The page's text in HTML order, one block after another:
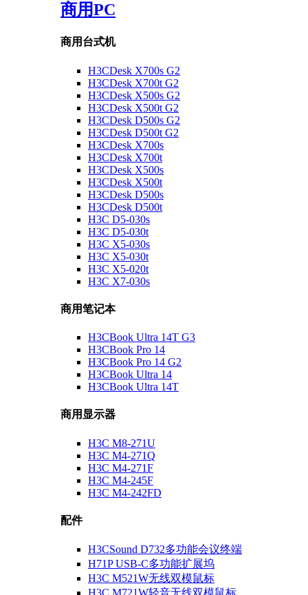
商用PC
商用台式机
H3CDesk X700s G2
H3CDesk X700t G2
H3CDesk X500s G2
H3CDesk X500t G2
H3CDesk D500s G2
H3CDesk D500t G2
H3CDesk X700s
H3CDesk X700t
H3CDesk X500s
H3CDesk X500t
H3CDesk D500s
H3CDesk D500t
H3C D5-030s
H3C D5-030t
H3C X5-030s
H3C X5-030t
H3C X5-020t
H3C X7-030s
商用笔记本
H3CBook Ultra 14T G3
H3CBook Pro 14
H3CBook Pro 14 G2
H3CBook Ultra 14
H3CBook Ultra 14T
商用显示器
H3C M8-271U
H3C M4-271Q
H3C M4-271F
H3C M4-245F
H3C M4-242FD
配件
H3CSound D732多功能会议终端
H71P USB-C多功能扩展坞
H3C M521W无线双模鼠标